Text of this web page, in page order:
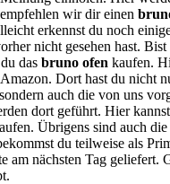
wir dir einen
erkennst du noch
nicht gesehen hast.
das bruno ofen kaufen.
Dort hast du nicht
auch die von uns
dort geführt. Hier
Übrigens sind auch
du teilweise als
am nächsten Tag geliefert.